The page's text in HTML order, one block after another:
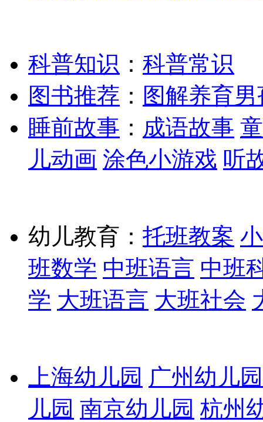
科普知识 ： 科普常识
图书推荐 ： 图解养育男
睡前故事 ： 成语故事
儿动画 涂色小游戏 听
幼儿教育： 托班教案
班数学 中班语言 中班
学 大班语言 大班社会
上海幼儿园 广州幼儿园
儿园 南京幼儿园 杭州